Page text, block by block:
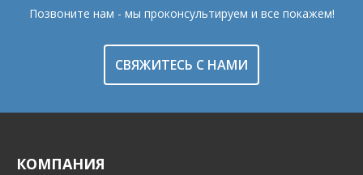
Позвоните нам - мы проконсультируем и все покажем!
СВЯЖИТЕСЬ С НАМИ
КОМПАНИЯ